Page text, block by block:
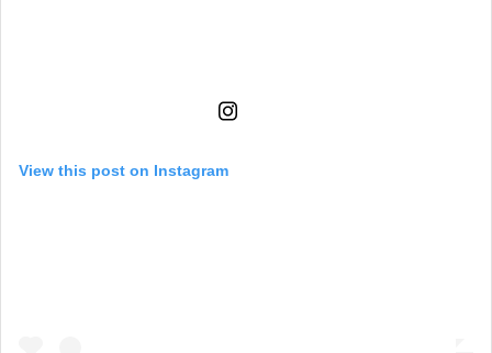
View this post on Instagram